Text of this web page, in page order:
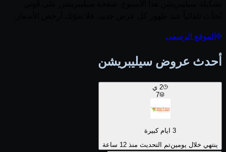
الموقع الرسمي
أحدث عروض سيليبريشن
2 ي
7
3 ايام كبيرة
ينتهي خلال يومينتم التحديث منذ 12 ساعة